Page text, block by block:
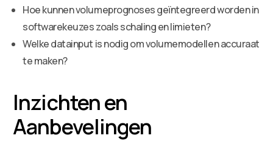
Hoe kunnen volumeprognoses geïntegreerd worden in
softwarekeuzes zoals schaling en limieten?
Welke datainput is nodig om volumemodellen accuraat
te maken?
Inzichten en
Aanbevelingen